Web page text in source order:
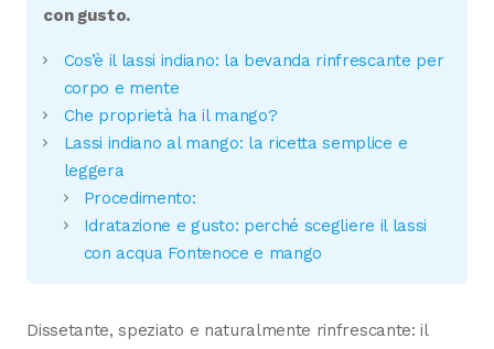
con gusto.
Cos’è il lassi indiano: la bevanda rinfrescante per
corpo e mente
Che proprietà ha il mango?
Lassi indiano al mango: la ricetta semplice e
leggera
Procedimento:
Idratazione e gusto: perché scegliere il lassi
con acqua Fontenoce e mango
Dissetante, speziato e naturalmente rinfrescante: il